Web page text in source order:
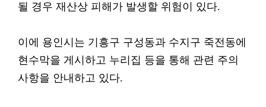
될 경우 재산상 피해가 발생할 위험이 있다.
이에 용인시는 기흥구 구성동과 수지구 죽전동에
현수막을 게시하고 누리집 등을 통해 관련 주의
사항을 안내하고 있다.